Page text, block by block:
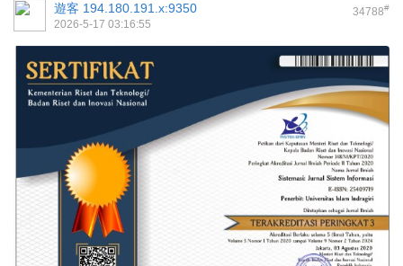
34788#
遊客 194.180.191.x:9350
2026-5-17 03:16:55